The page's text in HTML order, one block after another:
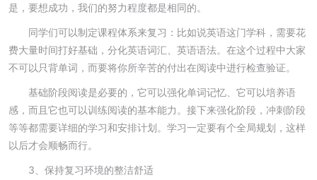
是，要想成功，我们的努力程度都是相同的。
同学们可以制定课程体系来复习：比如说英语这门学科，需要花
费大量时间打好基础，分化英语词汇、英语语法。在这个过程中大家
不可以只背单词，而要将你所辛苦的付出在阅读中进行检查验证。
基础阶段阅读是必要的，它可以强化单词记忆、它可以培养语
感，而且它也可以训练阅读的基本能力。接下来强化阶段，冲刺阶段
等等都需要详细的学习和安排计划。学习一定要有个全局规划，这样
以后才会顺畅而行。
3、保持复习环境的整洁舒适